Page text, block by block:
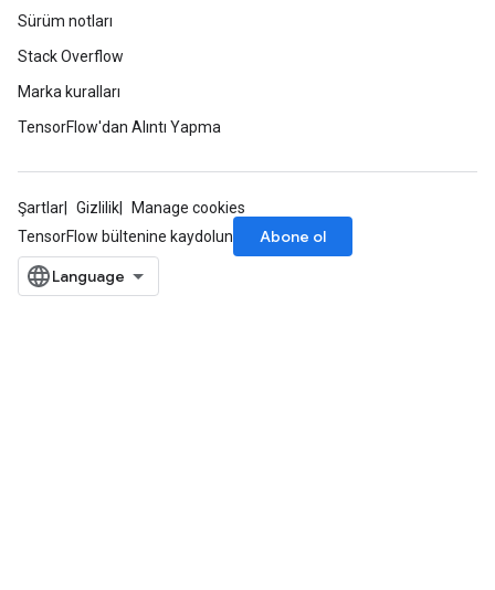
Sürüm notları
Stack Overflow
Marka kuralları
TensorFlow'dan Alıntı Yapma
Şartlar Gizlilik
Manage cookies
TensorFlow bültenine kaydolun
Abone ol